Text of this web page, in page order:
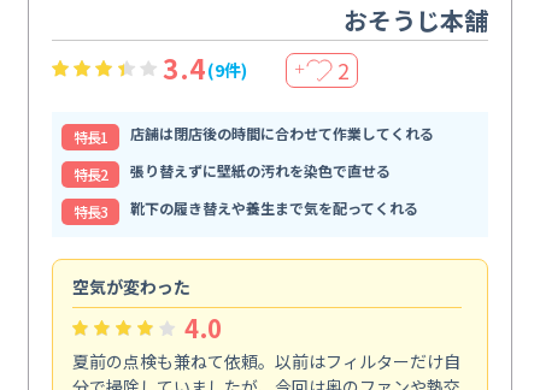
おそうじ本舗
3.4(9件) ＋ 2
特⻑1
店舗は閉店後の時間に合わせて作業してくれる
特⻑2
張り替えずに壁紙の汚れを染色で直せる
特⻑3
靴下の履き替えや養生まで気を配ってくれる
空気が変わった
4.0
夏前の点検も兼ねて依頼。以前はフィルターだけ自